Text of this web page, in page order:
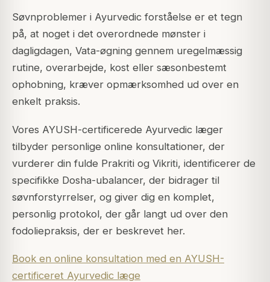
Søvnproblemer i Ayurvedic forståelse er et tegn
på, at noget i det overordnede mønster i
dagligdagen, Vata-øgning gennem uregelmæssig
rutine, overarbejde, kost eller sæsonbestemt
ophobning, kræver opmærksomhed ud over en
enkelt praksis.
Vores AYUSH-certificerede Ayurvedic læger
tilbyder personlige online konsultationer, der
vurderer din fulde Prakriti og Vikriti, identificerer de
specifikke Dosha-ubalancer, der bidrager til
søvnforstyrrelser, og giver dig en komplet,
personlig protokol, der går langt ud over den
fodoliepraksis, der er beskrevet her.
Book en online konsultation med en AYUSH-
certificeret Ayurvedic læge